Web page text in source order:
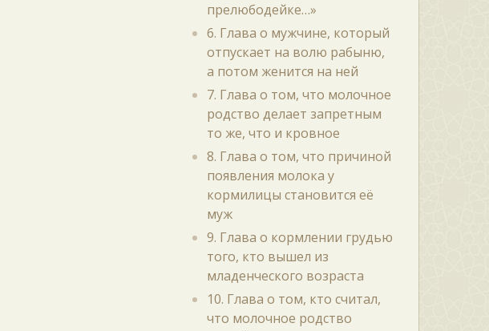
прелюбодейке…»
6. Глава о мужчине, который
отпускает на волю рабыню,
а потом женится на ней
7. Глава о том, что молочное
родство делает запретным
то же, что и кровное
8. Глава о том, что причиной
появления молока у
кормилицы становится её
муж
9. Глава о кормлении грудью
того, кто вышел из
младенческого возраста
10. Глава о том, кто считал,
что молочное родство